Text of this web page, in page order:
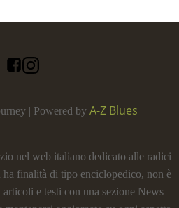
| Powered by A-Z Blues
nel web italiano dedicato alle radici
ha finalità di tipo enciclopedico, non è
e testi con una sezione News